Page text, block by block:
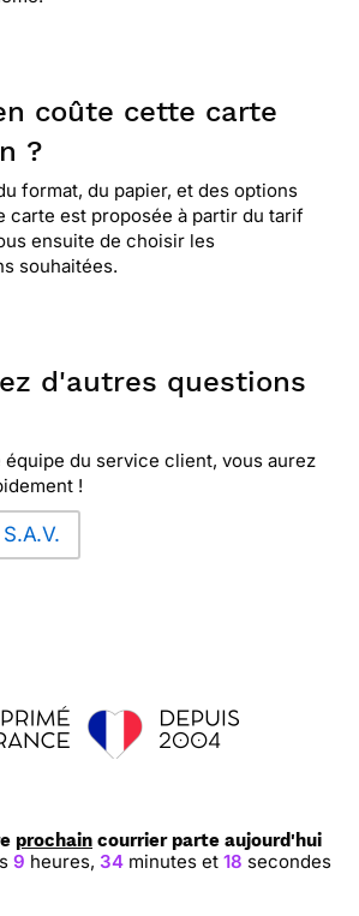
coûte cette carte
?
format, du papier, et des options
carte est proposée à partir du tarif
ensuite de choisir les
souhaitées.
d'autres questions
du service client, vous aurez
!
prochain courrier parte aujourd'hui
9 heures,34 minutes et17 secondes